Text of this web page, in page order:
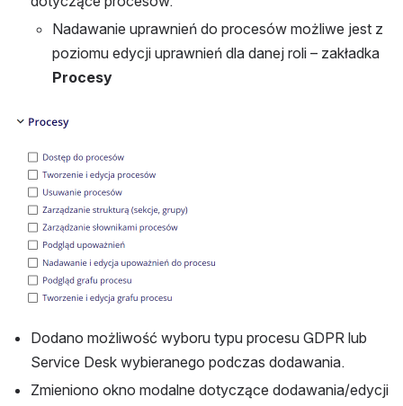
Nadawanie uprawnień do procesów możliwe jest z
Procesy
Otwórz
Dodano możliwość wyboru typu procesu GDPR lub
Service Desk wybieranego podczas dodawania.
Zmieniono okno modalne dotyczące dodawania/edycji